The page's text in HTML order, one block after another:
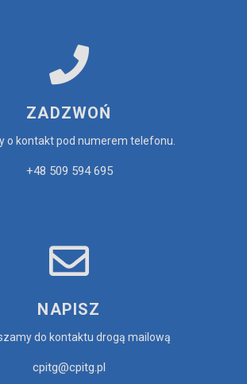
ZADZWOŃ
o kontakt pod numerem telefonu.
+48 509 594 695
NAPISZ
do kontaktu drogą mailową
cpitg@cpitg.pl